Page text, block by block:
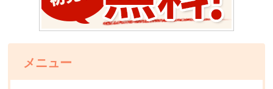
メニュー